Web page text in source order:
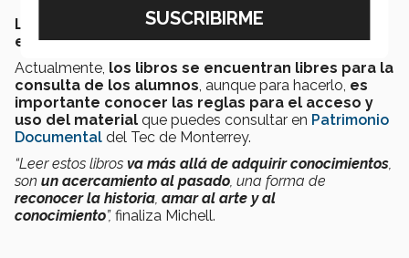
Los más dañados se resguardan en una caja
especial libre de ácido, paraevitar su deterioro.
Actualmente, los libros se encuentran libres para la
consulta de los alumnos , aunque para hacerlo, es
importante conocer las reglas para el acceso y
uso del material que puedes consultar en Patrimonio
Documental del Tec de Monterrey.
“Leer estos libros va más allá de adquirir conocimientos
son un acercamiento al pasado , una forma de
reconocer la historia amar al arte y al
conocimiento”, finaliza Michell.